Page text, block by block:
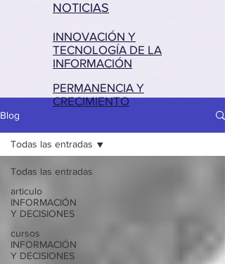
Blog
Todas las entradas
articulo
INFORMACIÓN
Y DECISIONES
cursos
INFORMACIÓN
Y DECISIONES
Todas las entradas
NOTICIAS
INNOVACIÓN Y
TECNOLOGÍA DE LA
INFORMACIÓN
PERMANENCIA Y
CRECIMIENTO